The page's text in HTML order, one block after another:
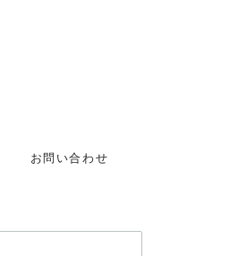
お問い合わせ